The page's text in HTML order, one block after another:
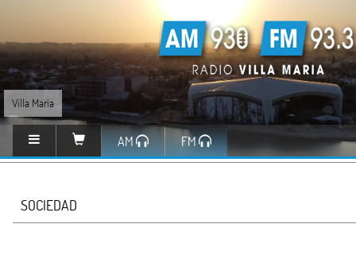
Villa María
AM FM
SOCIEDAD